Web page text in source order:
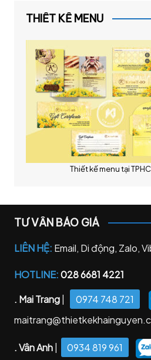
THIẾT KẾ MENU
Thiết kế menu tại
TƯ VẤN BÁO GIÁ
LIÊN HỆ: Email, Di động, Zalo,
HOTLINE:028 6681 4221
. Mai Trang|
0974 748 721
. Vân Anh|
0934 819 961